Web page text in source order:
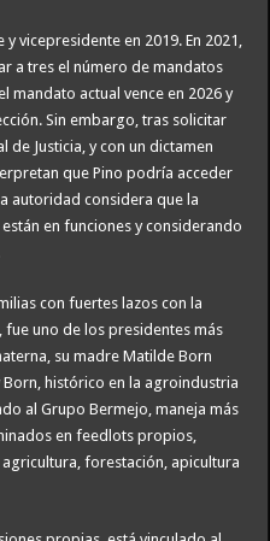
vicepresidente en 2019. En 2021,
a tres el número de mandatos
mandato actual vence en 2026 y
Sin embargo, tras solicitar
de Justicia, y con un dictamen
que Pino podría acceder
autoridad considera que la
en funciones y considerando
con fuertes lazos con la
fue uno de los presidentes más
su madre Matilde Born
histórico en la agroindustria
al Grupo Bermejo, maneja más
en feedlots propios,
forestación, apicultura